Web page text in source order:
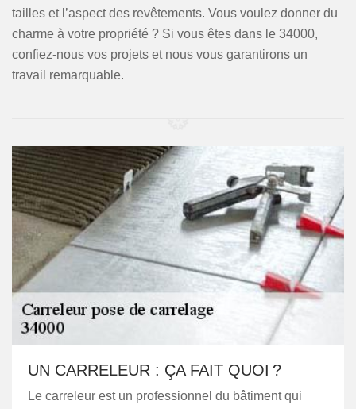
tailles et l’aspect des revêtements. Vous voulez donner du
charme à votre propriété ? Si vous êtes dans le 34000,
confiez-nous vos projets et nous vous garantirons un
travail remarquable.
UN CARRELEUR : ÇA FAIT QUOI ?
Le carreleur est un professionnel du bâtiment qui